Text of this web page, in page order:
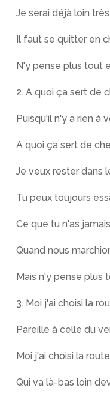
Je serai déjà loin
Il faut se quitter en
N'y pense plus tout
2. A quoi ça sert de
Puisqu'il n'y a rien à
A quoi ça sert de
Je veux rester dans
Tu peux toujours
Ce que tu n'as
Quand nous
Mais n'y pense plus
3. Moi j'ai choisi la
Pareille à celle du
Moi j'ai choisi la
Qui va là-bas loin